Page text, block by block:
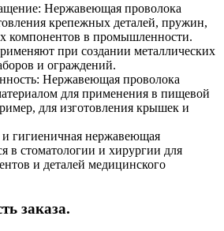
Нержавеющая проволока
крепежных деталей, пружин,
компонентов в промышленности.
при создании металлических
и ограждений.
Нержавеющая проволока
для применения в пищевой
для изготовления крышек и
гигиеничная нержавеющая
в стоматологии и хирургии для
и деталей медицинского
заказа.